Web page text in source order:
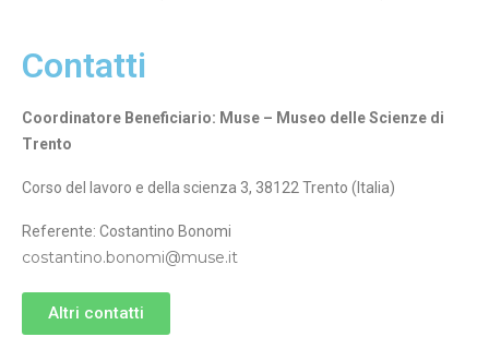
Contatti
Coordinatore Beneficiario: Muse – Museo delle Scienze di
Trento
Corso del lavoro e della scienza 3, 38122 Trento (Italia)
Referente: Costantino Bonomi
costantino.bonomi@muse.it
Altri contatti